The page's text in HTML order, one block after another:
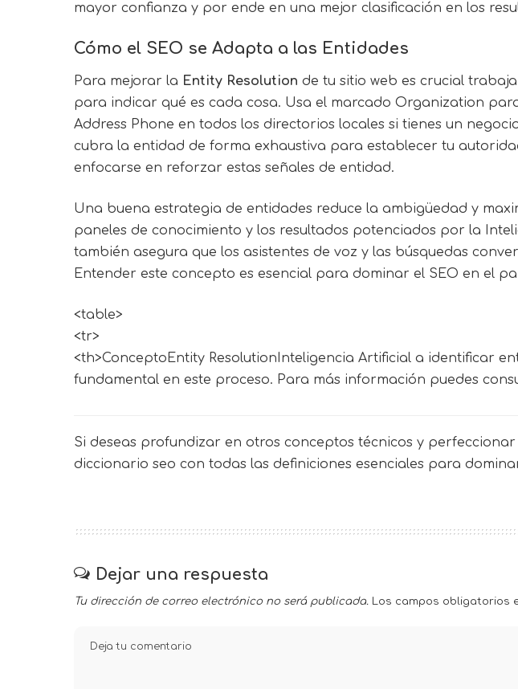
mayor confianza y por ende en una mejor clasificación en los
Cómo el SEO se Adapta a las Entidades
Para mejorar la Entity Resolution de tu sitio web es crucial
para indicar qué es cada cosa. Usa el marcado Organization
Address Phone en todos los directorios locales si tienes un
cubra la entidad de forma exhaustiva para establecer tu
enfocarse en reforzar estas señales de entidad.
Una buena estrategia de entidades reduce la ambigüedad y
paneles de conocimiento y los resultados potenciados por la
también asegura que los asistentes de voz y las búsquedas
Entender este concepto es esencial para dominar el SEO en el
<table>
<tr>
<th>ConceptoEntity ResolutionInteligencia Artificial a identificar
fundamental en este proceso. Para más información puedes
Si deseas profundizar en otros conceptos técnicos y
diccionario seo con todas las definiciones esenciales para dominar
Dejar una respuesta
Tu dirección de correo electrónico no será publicada. Los campos obligatorios